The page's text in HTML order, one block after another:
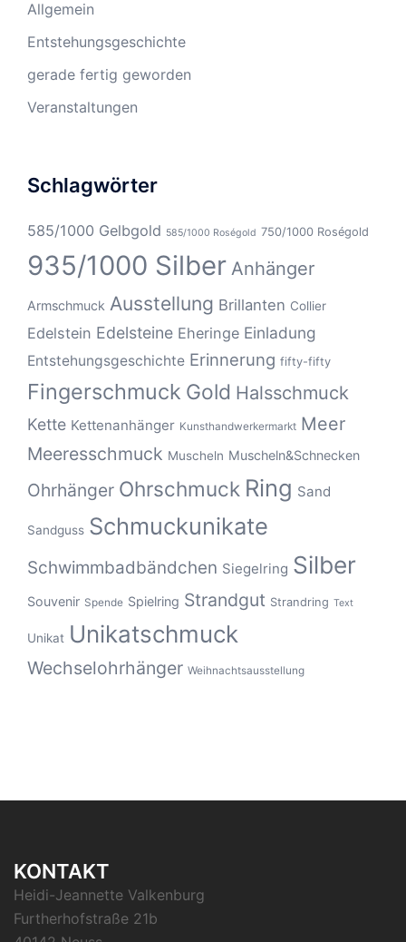
Allgemein
Entstehungsgeschichte
gerade fertig geworden
Veranstaltungen
Schlagwörter
585/1000 Gelbgold 585/1000 Roségold 750/1000 Roségold
935/1000 Silber Anhänger
Armschmuck Ausstellung Brillanten Collier
Edelstein Edelsteine Eheringe Einladung
Entstehungsgeschichte Erinnerung fifty-fifty
Fingerschmuck Gold Halsschmuck
Kette Kettenanhänger Kunsthandwerkermarkt Meer
Meeresschmuck Muscheln Muscheln&Schnecken
Ohrhänger Ohrschmuck Ring Sand
Sandguss Schmuckunikate
Schwimmbadbändchen Siegelring Silber
Souvenir Spende Spielring Strandgut Strandring Text
Unikat Unikatschmuck
Wechselohrhänger Weihnachtsausstellung
KONTAKT
Heidi-Jeannette Valkenburg
Furtherhofstraße 21b